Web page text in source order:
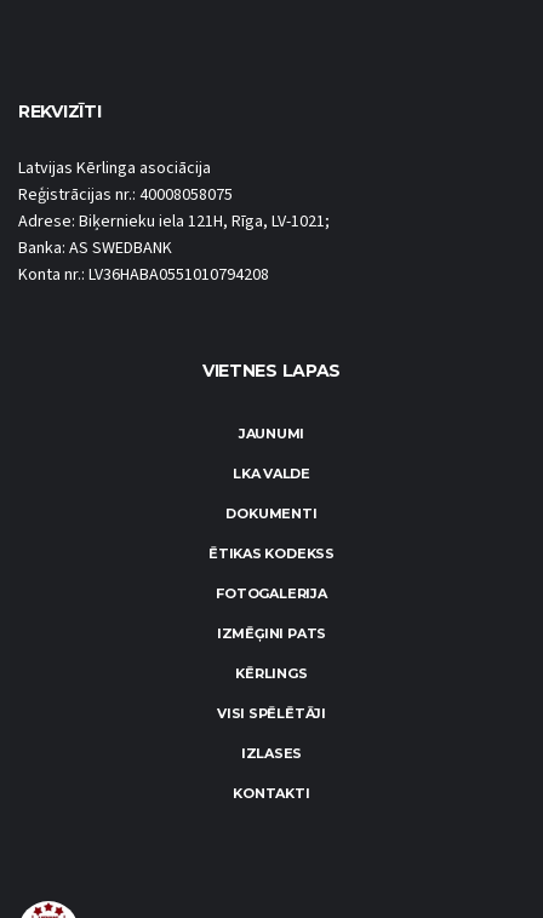
REKVIZĪTI
Latvijas Kērlinga asociācija
Reģistrācijas nr.: 40008058075
Adrese: Biķernieku iela 121H, Rīga, LV-1021;
Banka: AS SWEDBANK
Konta nr.: LV36HABA0551010794208
VIETNES LAPAS
JAUNUMI
LKA VALDE
DOKUMENTI
ĒTIKAS KODEKSS
FOTOGALERIJA
IZMĒĢINI PATS
KĒRLINGS
VISI SPĒLĒTĀJI
IZLASES
KONTAKTI